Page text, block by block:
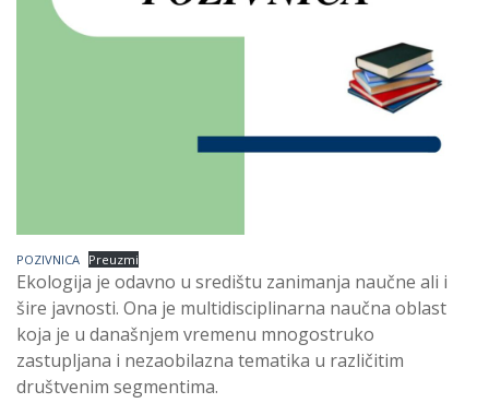
POZIVNICA Preuzmi
Ekologija je odavno u središtu zanimanja naučne ali i
šire javnosti. Ona je multidisciplinarna naučna oblast
koja je u današnjem vremenu mnogostruko
zastupljana i nezaobilazna tematika u različitim
društvenim segmentima.